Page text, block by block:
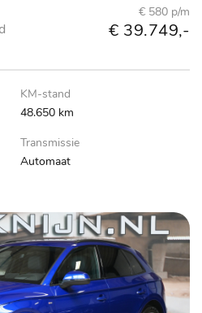
€ 580 p/m
€ 39.749,-
KM-stand
48.650 km
Transmissie
Automaat